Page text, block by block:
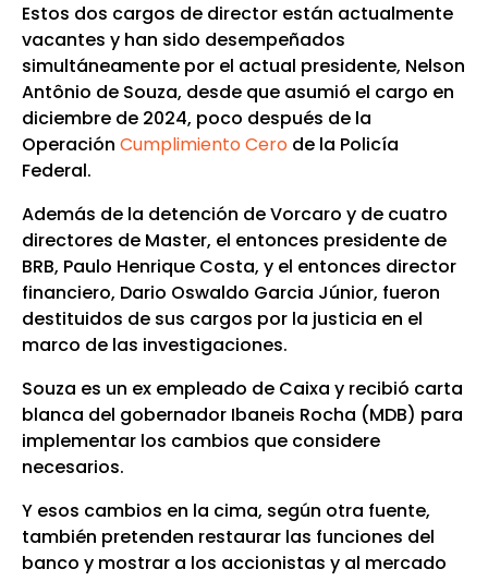
Estos dos cargos de director están actualmente
vacantes y han sido desempeñados
simultáneamente por el actual presidente, Nelson
Antônio de Souza, desde que asumió el cargo en
diciembre de 2024, poco después de la
Operación Cumplimiento Cerode la Policía
Federal.
Además de la detención de Vorcaro y de cuatro
directores de Master, el entonces presidente de
BRB, Paulo Henrique Costa, y el entonces director
financiero, Dario Oswaldo Garcia Júnior, fueron
destituidos de sus cargos por la justicia en el
marco de las investigaciones.
Souza es un ex empleado de Caixa y recibió carta
blanca del gobernador Ibaneis Rocha (MDB) para
implementar los cambios que considere
necesarios.
Y esos cambios en la cima, según otra fuente,
también pretenden restaurar las funciones del
banco y mostrar a los accionistas y al mercado